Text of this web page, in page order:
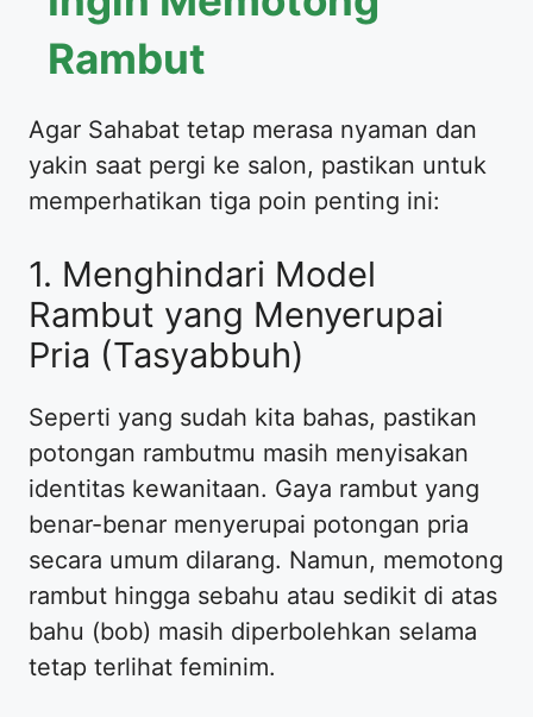
Rambut
​Agar Sahabat tetap merasa nyaman dan
yakin saat pergi ke salon, pastikan untuk
memperhatikan tiga poin penting ini:
​1. Menghindari Model
Rambut yang Menyerupai
Pria (Tasyabbuh)
​Seperti yang sudah kita bahas, pastikan
potongan rambutmu masih menyisakan
identitas kewanitaan. Gaya rambut yang
benar-benar menyerupai potongan pria
secara umum dilarang. Namun, memotong
rambut hingga sebahu atau sedikit di atas
bahu (bob) masih diperbolehkan selama
tetap terlihat feminim.